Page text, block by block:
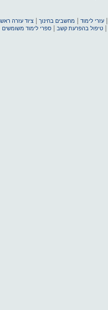
עזרי לימוד מחשבים בחינוך |ציוד עזרה
|טיפול בהפרעת קשב |ספרי לימוד משומשים